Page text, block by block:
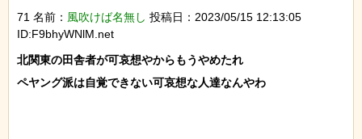
71 名前： 風吹けば名無し 投稿日：2023/05/15 12:13:05
ID:F9bhyWNlM.net
北関東の田舎者が可哀想やからもうやめたれ
ペヤング派は自覚できない可哀想な人達なんやわ